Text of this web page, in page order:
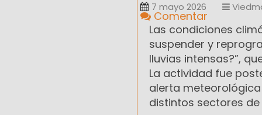
7 mayo 2026
Comentar
Las condiciones
suspender y
lluvias intensas?”,
La actividad fue
alerta
distintos sectores